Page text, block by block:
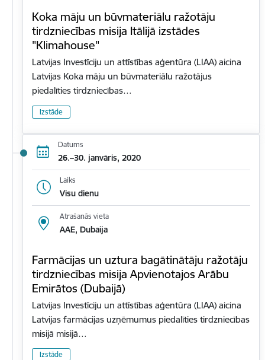
Koka māju un būvmateriālu ražotāju
tirdzniecības misija Itālijā izstādes
"Klimahouse"
Latvijas Investīciju un attīstības aģentūra (LIAA) aicina
Latvijas Koka māju un būvmateriālu ražotājus
piedalīties tirdzniecības…
Izstāde
Datums
26.–30. janvāris, 2020
Laiks
Visu dienu
Atrašanās vieta
AAE, Dubaija
Farmācijas un uztura bagātinātāju ražotāju
tirdzniecības misija Apvienotajos Arābu
Emirātos (Dubaijā)
Latvijas Investīciju un attīstības aģentūra (LIAA) aicina
Latvijas farmācijas uzņēmumus piedalīties tirdzniecības
misijā misijā…
Izstāde